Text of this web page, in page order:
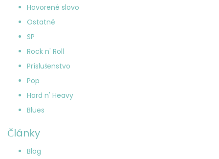
Hovorené slovo
Ostatné
SP
Rock n' Roll
Príslušenstvo
Pop
Hard n' Heavy
Blues
Články
Blog